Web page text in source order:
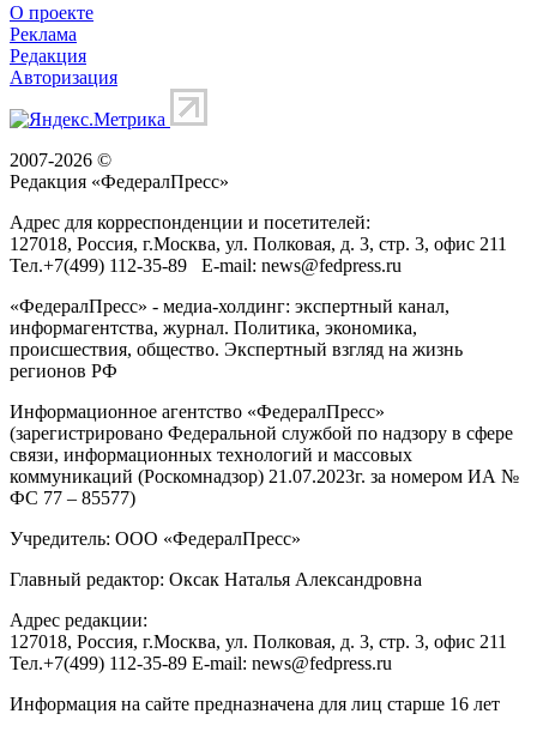
О проекте
Реклама
Редакция
Авторизация
2007-2026 ©
Редакция «ФедералПресс»
Адрес для корреспонденции и посетителей:
127018, Россия, г.Москва, ул. Полковая, д. 3, стр. 3, офис 211
Тел.+7(499) 112-35-89 E-mail: news@fedpress.ru
«ФедералПресс» - медиа-холдинг: экспертный канал,
информагентства, журнал. Политика, экономика,
происшествия, общество. Экспертный взгляд на жизнь
регионов РФ
Информационное агентство «ФедералПресс»
(зарегистрировано Федеральной службой по надзору в сфере
связи, информационных технологий и массовых
коммуникаций (Роскомнадзор) 21.07.2023г. за номером ИА №
ФС 77 – 85577)
Учредитель: ООО «ФедералПресс»
Главный редактор: Оксак Наталья Александровна
Адрес редакции:
127018, Россия, г.Москва, ул. Полковая, д. 3, стр. 3, офис 211
Тел.+7(499) 112-35-89 E-mail: news@fedpress.ru
Информация на сайте предназначена для лиц старше 16 лет